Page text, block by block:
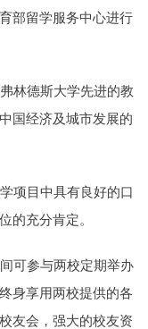
部留学服务中心进行
林德斯大学先进的教
国经济及城市发展的
项目中具有良好的口
的充分肯定。
可参与两校定期举办
身享用两校提供的各
友会，强大的校友资